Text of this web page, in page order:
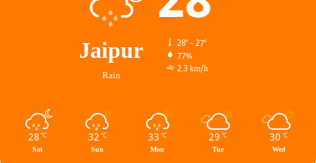
Jaipur
Rain
28º - 27º
77%
2.3 km/h
28 ℃
Sat
32 ℃
Sun
33 ℃
Mon
29 ℃
Tue
30 ℃
Wed